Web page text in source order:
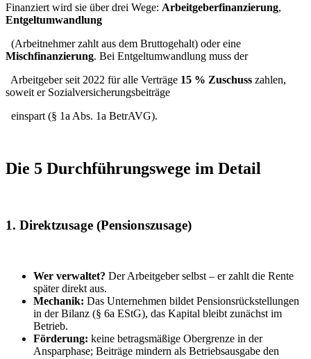
Finanziert wird sie über drei Wege: Arbeitgeberfinanzierung,
Entgeltumwandlung
(Arbeitnehmer zahlt aus dem Bruttogehalt) oder eine
Mischfinanzierung. Bei Entgeltumwandlung muss der
Arbeitgeber seit 2022 für alle Verträge 15 % Zuschuss zahlen,
soweit er Sozialversicherungsbeiträge
einspart (§ 1a Abs. 1a BetrAVG).
Die 5 Durchführungswege im Detail
1. Direktzusage (Pensionszusage)
Wer verwaltet? Der Arbeitgeber selbst – er zahlt die Rente
später direkt aus.
Mechanik: Das Unternehmen bildet Pensionsrückstellungen
in der Bilanz (§ 6a EStG), das Kapital bleibt zunächst im
Betrieb.
Förderung: keine betragsmäßige Obergrenze in der
Ansparphase; Beiträge mindern als Betriebsausgabe den